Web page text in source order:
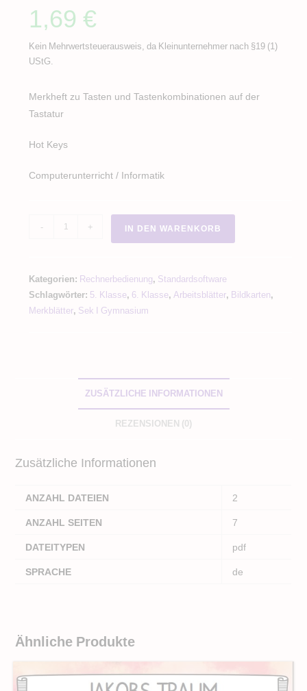
1,69€
Kein Mehrwertsteuerausweis, da Kleinunternehmer nach §19 (1)
UStG.
Merkheft zu Tasten und Tastenkombinationen auf der
Tastatur
Hot Keys
Computerunterricht / Informatik
Merkheft
Tastenkombinationen
Tastatur
Hot
Keys
- + IN DEN WARENKORB
Kategorien: Rechnerbedienung, Standardsoftware
Schlagwörter: 5. Klasse, 6. Klasse,Arbeitsblätter, Bildkarten,
Merkblätter, Sek I Gymnasium
ZUSÄTZLICHE INFORMATIONEN
REZENSIONEN (0)
Zusätzliche Informationen
ANZAHL DATEIEN
2
ANZAHL SEITEN
7
DATEITYPEN
pdf
SPRACHE
de
Ähnliche Produkte